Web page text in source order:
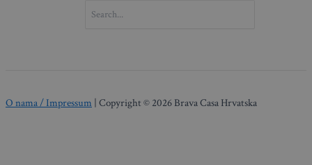
FOR:
O nama / Impressum | Copyright © 2026 Brava Casa Hrvatska